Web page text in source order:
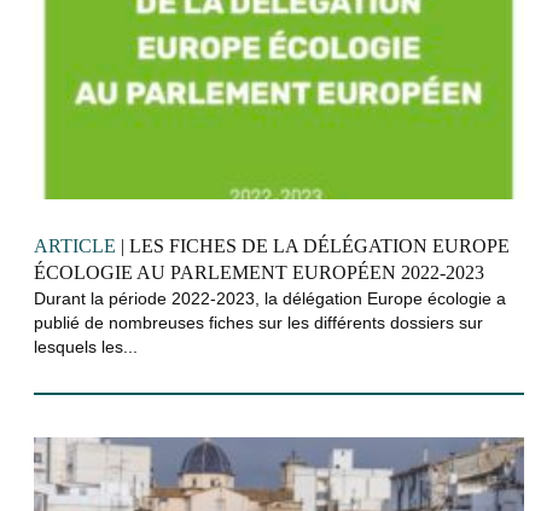
ARTICLE | LES FICHES DE LA DÉLÉGATION EUROPE
ÉCOLOGIE AU PARLEMENT EUROPÉEN 2022-2023
Durant la période 2022-2023, la délégation Europe écologie a
publié de nombreuses fiches sur les différents dossiers sur
lesquels les...